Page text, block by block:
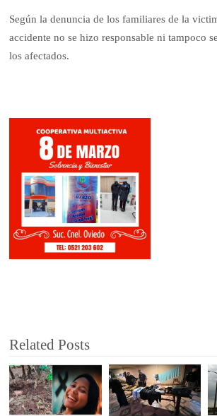
Según la denuncia de los familiares de la
accidente no se hizo responsable ni tampoco
los afectados.
Related Posts